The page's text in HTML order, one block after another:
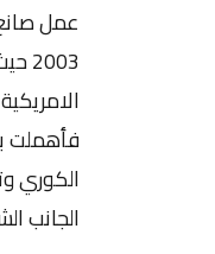
عمل
فأهملت
الكوري
الجانب